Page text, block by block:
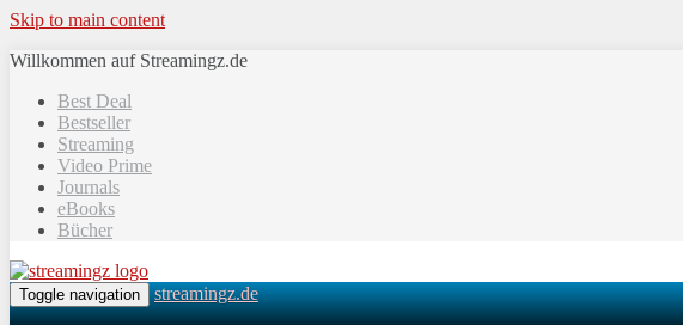
Skip to main content
Willkommen auf Streamingz.de
Best Deal
Bestseller
Streaming
Video Prime
Journals
eBooks
Bücher
Toggle navigation streamingz.de